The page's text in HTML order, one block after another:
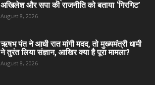
अखिलेश और सपा की राजनीति को बताया ‘गिरगिट’
August 8, 2026
ऋषभ पंत ने आधी रात मांगी मदद, तो मुख्यमंत्री धामी
ने तुरंत लिया संज्ञान, आखिर क्या है पूरा मामला?
August 8, 2026